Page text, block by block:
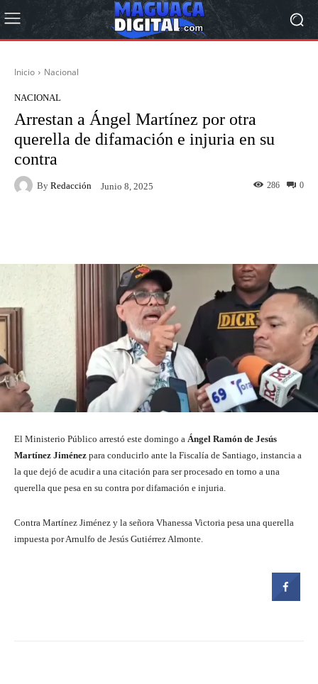
Inicio Nacional
NACIONAL
Arrestan a Ángel Martínez por otra
querella de difamación e injuria en su
contra
By Redacción Junio 8, 2025 0
286
El Ministerio Público arrestó este domingo a Ángel Ramón de Jesús
Martínez Jiménez para conducirlo ante la Fiscalía de Santiago, instancia a
la que dejó de acudir a una citación para ser procesado en torno a una
querella que pesa en su contra por difamación e injuria.
Contra Martínez Jiménez y la señora Vhanessa Victoria pesa una querella
impuesta por Arnulfo de Jesús Gutiérrez Almonte.